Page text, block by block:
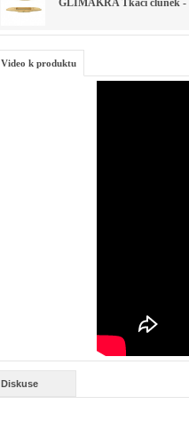
GLIMAKRA Tkací člunek -
Video k produktu
Diskuse